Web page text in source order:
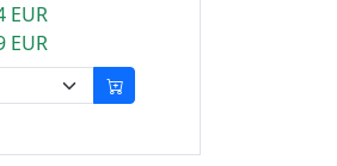
EUR
EUR